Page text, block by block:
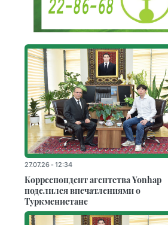
27.07.26 - 12:34
Корреспондент агентства Yonhap
поделился впечатлениями о
Туркменистане